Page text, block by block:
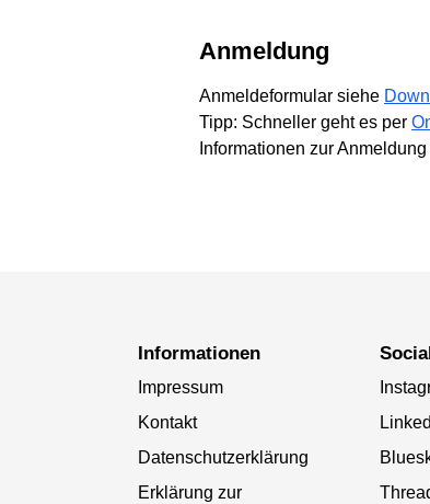
Anmeldung
Anmeldeformular siehe
Tipp: Schneller geht es per
Informationen zur
Informationen
Impressum
Kontakt
Datenschutzerklärung
Erklärung zur